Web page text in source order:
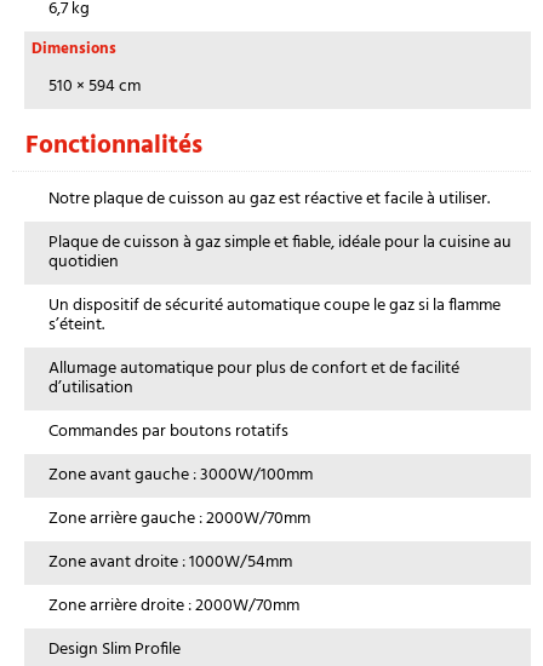
6,7 kg
Dimensions
510 × 594 cm
Fonctionnalités
Notre plaque de cuisson au gaz est réactive et facile à utiliser.
Plaque de cuisson à gaz simple et fiable, idéale pour la cuisine au
quotidien
Un dispositif de sécurité automatique coupe le gaz si la flamme
s’éteint.
Allumage automatique pour plus de confort et de facilité
d’utilisation
Commandes par boutons rotatifs
Zone avant gauche : 3000W/100mm
Zone arrière gauche : 2000W/70mm
Zone avant droite : 1000W/54mm
Zone arrière droite : 2000W/70mm
Design Slim Profile